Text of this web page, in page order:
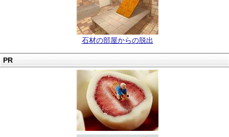
石材の部屋からの脱出
PR